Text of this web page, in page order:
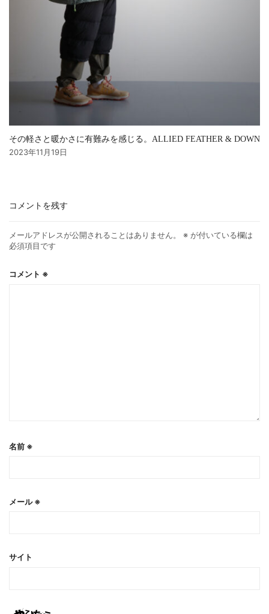
その軽さと暖かさに有難みを感じる。ALLIED FEATHER & DOWN
2023年11月19日
コメントを残す
メールアドレスが公開されることはありません。 ※ が付いている欄は
必須項目です
コメント ※
名前 ※
メール※
サイト